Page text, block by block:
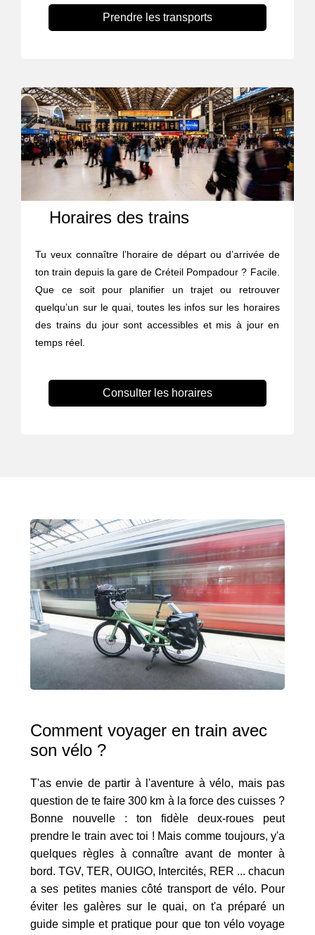
Prendre les transports
Horaires des trains
Tu veux connaître l’horaire de départ ou d’arrivée de
ton train depuis la gare de Créteil Pompadour ? Facile.
Que ce soit pour planifier un trajet ou retrouver
quelqu’un sur le quai, toutes les infos sur les horaires
des trains du jour sont accessibles et mis à jour en
temps réel.
Consulter les horaires
Comment voyager en train avec
son vélo ?
T'as envie de partir à l'aventure à vélo, mais pas
question de te faire 300 km à la force des cuisses ?
Bonne nouvelle : ton fidèle deux-roues peut
prendre le train avec toi ! Mais comme toujours, y'a
quelques règles à connaître avant de monter à
bord. TGV, TER, OUIGO, Intercités, RER ... chacun
a ses petites manies côté transport de vélo. Pour
éviter les galères sur le quai, on t'a préparé un
guide simple et pratique pour que ton vélo voyage